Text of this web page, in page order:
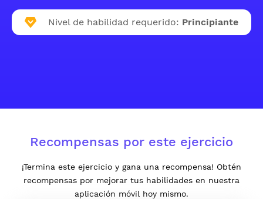
Nivel de habilidad requerido: Principiante
Recompensas por este ejercicio
¡Termina este ejercicio y gana una recompensa! Obtén
recompensas por mejorar tus habilidades en nuestra
aplicación móvil hoy mismo.